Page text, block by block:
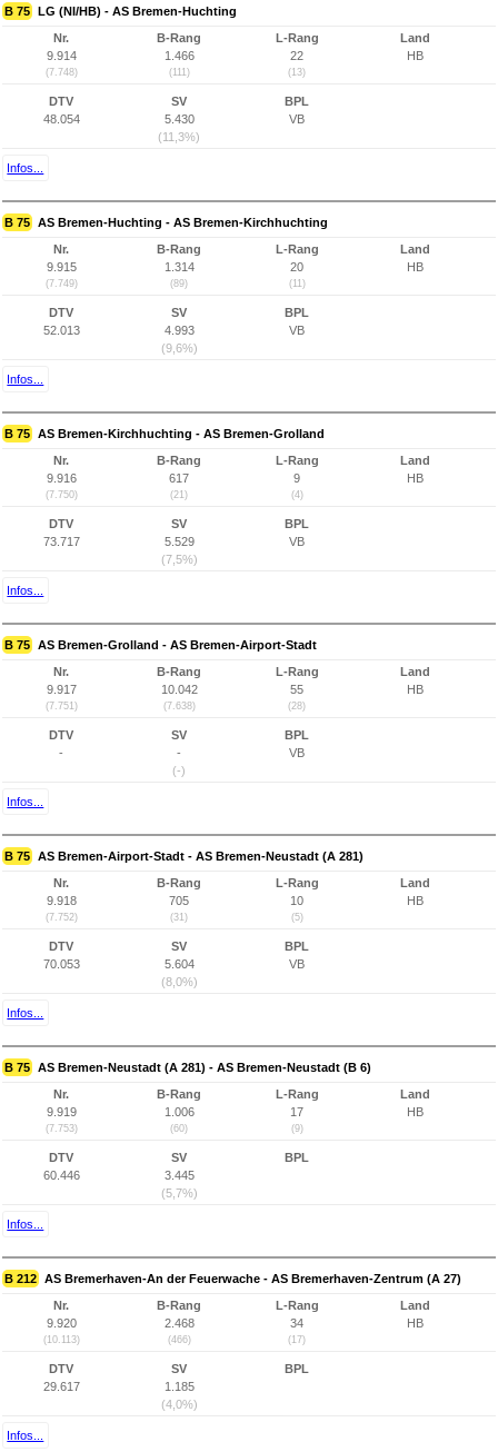
B 75 LG (NI/HB) - AS Bremen-Huchting
Nr.
9.914
(7.748)
B-Rang
1.466
(111)
L-Rang
22
(13)
Land
HB
DTV
48.054
SV
5.430
(11,3%)
BPL
VB
Infos...
B 75 AS Bremen-Huchting - AS Bremen-Kirchhuchting
Nr.
9.915
(7.749)
B-Rang
1.314
(89)
L-Rang
20
(11)
Land
HB
DTV
52.013
SV
4.993
(9,6%)
BPL
VB
Infos...
B 75 AS Bremen-Kirchhuchting - AS Bremen-Grolland
Nr.
9.916
(7.750)
B-Rang
617
(21)
L-Rang
9
(4)
Land
HB
DTV
73.717
SV
5.529
(7,5%)
BPL
VB
Infos...
B 75 AS Bremen-Grolland - AS Bremen-Airport-Stadt
Nr.
9.917
(7.751)
B-Rang
10.042
(7.638)
L-Rang
55
(28)
Land
HB
DTV
-
SV
-
(-)
BPL
VB
Infos...
B 75 AS Bremen-Airport-Stadt - AS Bremen-Neustadt (A 281)
Nr.
9.918
(7.752)
B-Rang
705
(31)
L-Rang
10
(5)
Land
HB
DTV
70.053
SV
5.604
(8,0%)
BPL
VB
Infos...
B 75 AS Bremen-Neustadt (A 281) - AS Bremen-Neustadt (B 6)
Nr.
9.919
(7.753)
B-Rang
1.006
(60)
L-Rang
17
(9)
Land
HB
DTV
60.446
SV
3.445
(5,7%)
BPL
Infos...
B 212 AS Bremerhaven-An der Feuerwache - AS Bremerhaven-Zentrum (A 27)
Nr.
9.920
(10.113)
B-Rang
2.468
(466)
L-Rang
34
(17)
Land
HB
DTV
29.617
SV
1.185
(4,0%)
BPL
Infos...